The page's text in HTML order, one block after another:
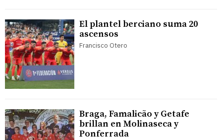
El plantel berciano suma 20
ascensos
Francisco Otero
Braga, Famalicão y Getafe
brillan en Molinaseca y
Ponferrada